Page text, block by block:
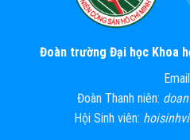
Đoàn trường Đại học Khoa
Đoàn Thanh niên:
Hội Sinh viên: